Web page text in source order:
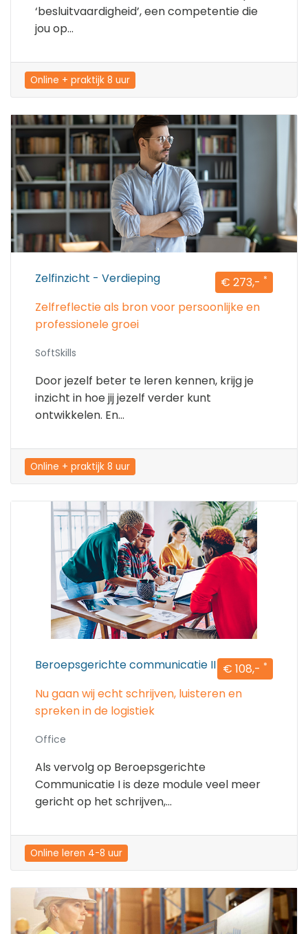
‘besluitvaardigheid’, een competentie die
jou op...
Online + praktijk 8 uur
Zelfinzicht - Verdieping € 273,- *
Zelfreflectie als bron voor persoonlijke en
professionele groei
SoftSkills
Door jezelf beter te leren kennen, krijg je
inzicht in hoe jij jezelf verder kunt
ontwikkelen. En...
Online + praktijk 8 uur
Beroepsgerichte communicatie II € 108,- *
Nu gaan wij echt schrijven, luisteren en
spreken in de logistiek
Office
Als vervolg op Beroepsgerichte
Communicatie I is deze module veel meer
gericht op het schrijven,...
Online leren 4-8 uur